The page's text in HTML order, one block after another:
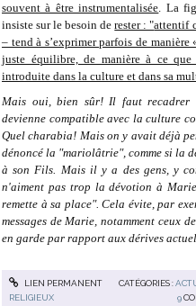
souvent à être instrumentalisée. La
insiste sur le besoin derester : "attentif
– tend à s’exprimer parfois de
juste équilibre, de manière à ce
introduite dans la culture et dans sa
Mais oui, bien sûr! Il faut
devienne compatible avec la culture
Quel charabia! Mais on y avait déjà
dénoncé la "mariolâtrie", comme si la
à son Fils. Mais il y a des gens, y
n'aiment pas trop la dévotion à
remette à sa place". Cela évite, par
messages de Marie, notamment ceux
en garde par rapport aux dérives
LIEN PERMANENT CATÉGORIES :
RELIGIEUX
9